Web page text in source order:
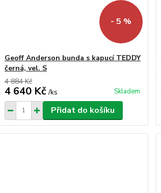
- 5 %
Geoff Anderson bunda s kapucí TEDDY
černá, vel. S
4 884 Kč
4 640 Kč /ks Skladem
Přidat do košíku